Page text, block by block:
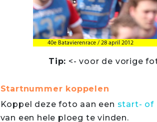
Tip: <- voor de vorige
Startnummer koppelen
Koppel deze foto aan een start- of
van een hele ploeg te vinden.